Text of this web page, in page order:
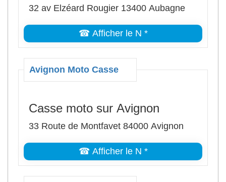
32 av Elzéard Rougier 13400 Aubagne
☎ Afficher le N *
Avignon Moto Casse
Casse moto sur Avignon
33 Route de Montfavet 84000 Avignon
☎ Afficher le N *